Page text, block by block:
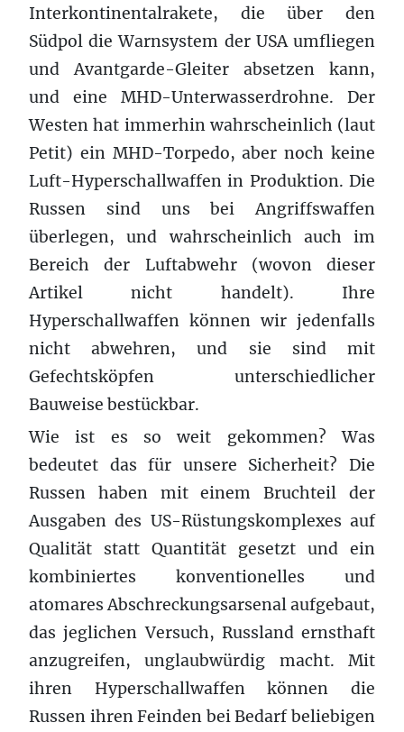
Interkontinentalrakete, die über den
Südpol die Warnsystem der USA umfliegen
und Avantgarde-Gleiter absetzen kann,
und eine MHD-Unterwasserdrohne. Der
Westen hat immerhin wahrscheinlich (laut
Petit) ein MHD-Torpedo, aber noch keine
Luft-Hyperschallwaffen in Produktion. Die
Russen sind uns bei Angriffswaffen
überlegen, und wahrscheinlich auch im
Bereich der Luftabwehr (wovon dieser
Artikel nicht handelt). Ihre
Hyperschallwaffen können wir jedenfalls
nicht abwehren, und sie sind mit
Gefechtsköpfen unterschiedlicher
Bauweise bestückbar.
Wie ist es so weit gekommen? Was
bedeutet das für unsere Sicherheit? Die
Russen haben mit einem Bruchteil der
Ausgaben des US-Rüstungskomplexes auf
Qualität statt Quantität gesetzt und ein
kombiniertes konventionelles und
atomares Abschreckungsarsenal aufgebaut,
das jeglichen Versuch, Russland ernsthaft
anzugreifen, unglaubwürdig macht. Mit
ihren Hyperschallwaffen können die
Russen ihren Feinden bei Bedarf beliebigen